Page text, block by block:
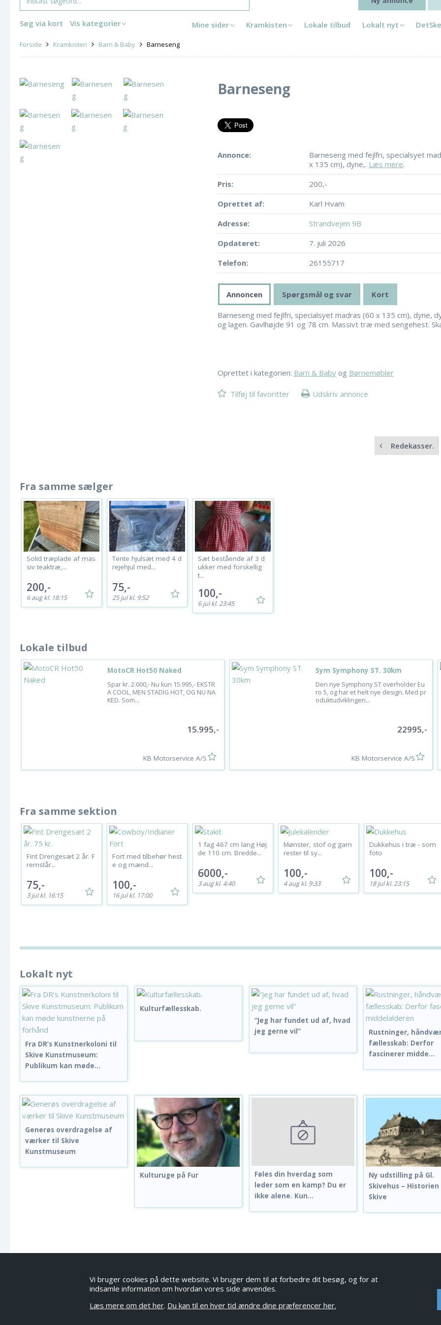
Mine sider Kramkisten Lokale tilbud Lokalt nyt
Søg via kort Vis kategorier
Forside Kramkisten Barn & Baby Barneseng
Barneseng
Annonce:
Barneseng med fejlfri, specialsyet
x 135 cm), dyne,. Læs mere.
Pris:
200,-
Oprettet af:
Karl Hvam
Adresse:
Strandvejen 9B
Opdateret:
7. juli 2026
Telefon:
26155717
Annoncen Spørgsmål og svar Kort
Barneseng med fejlfri, specialsyet madras (60 x 135 cm), dyne,
og lagen. Gavlhøjde 91 og 78 cm. Massivt træ med sengehest.
Oprettet i kategorien: Barn & Babyog Børnemøbler
Tilføj til favoritter Udskriv annonce
Redekasser.
Fra samme sælger
Solid træplade af mas
siv teaktræ,...
200,-
6 aug kl. 18:15
Tente hjulsæt med 4 d
rejehjul med...
75,-
25 jul kl. 9:52
Sæt bestående af 3 d
ukker med forskellig
t...
100,-
6 jul kl. 23:45
Lokale tilbud
MotoCR Hot50 Naked
Spar kr. 2.000,- Nu kun 15.995,- EKSTR
A COOL, MEN STADIG HOT, OG NU NA
KED. Som...
15.995,-
KB Motorservice A/S
Sym Symphony ST. 30km
Den nye Symphony ST overholder Eu
ro 5, og har et helt nye design. Med pr
oduktudviklingen...
22995,-
KB Motorservice A/S
Fra samme sektion
Fint Drengesæt 2 år. F
remstår...
75,-
3 jul kl. 16:15
Fort med tilbehør hest
e og mænd...
100,-
16 jul kl. 17:00
1 fag 467 cm lang Høj
de 110 cm. Bredde...
6000,-
3 aug kl. 4:40
Mønster, stof og garn
rester til sy...
100,-
4 aug kl. 9:33
Dukkehus i træ - som
foto
100,-
18 jul kl. 23:15
Lokalt nyt
Fra DR’s Kunstnerkoloni til
Skive Kunstmuseum:
Publikum kan møde...
Kulturfællesskab.
“Jeg har fundet ud af, hvad
jeg gerne vil”
Rustninger,
fællesskab: Derfor
fascinerer midde...
Generøs overdragelse af
værker til Skive
Kunstmuseum
Kulturuge på Fur
Føles din hverdag som
leder som en kamp? Du er
ikke alene. Kun...
Ny udstilling på Gl.
Skivehus –
Skive
Vi bruger cookies på dette website. Vi bruger dem til at forbedre dit besøg, og for at
indsamle information om hvordan vores side anvendes.
Læs mere om det her. Du kan til en hver tid ændre dine præferencer her.